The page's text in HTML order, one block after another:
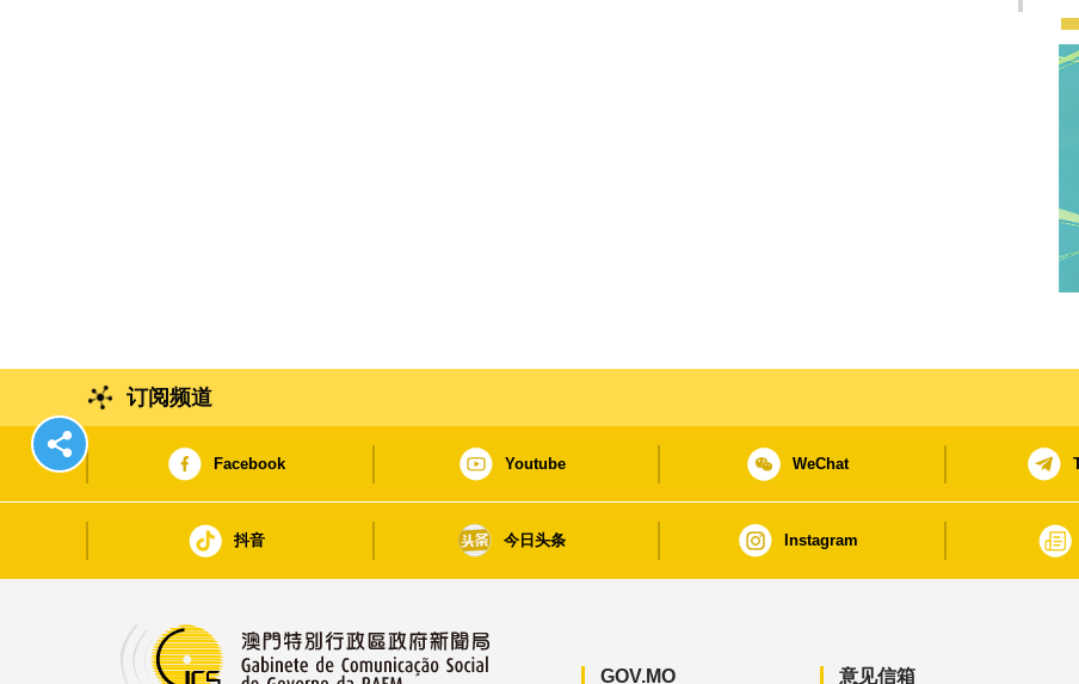
订阅频道
Facebook Youtube WeChat
抖音 今日头条 Instagram
GOV.MO 意见信箱